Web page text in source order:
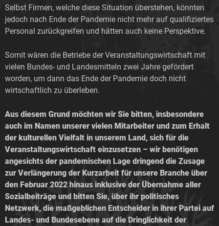
Selbst Firmen, welche diese Situation überstehen, könnten
jedoch nach Ende der Pandemie nicht mehr auf qualifiziertes
Personal zurückgreifen und hätten auch keine Perspektive.
Somit wären die Betriebe der Veranstaltungswirtschaft mit
vielen Bundes- und Landesmitteln zwei Jahre gefördert
worden, um dann das Ende der Pandemie doch nicht
wirtschaftlich zu überleben.
Aus diesem Grund möchten wir Sie bitten, insbesondere
auch im Namen unserer vielen Mitarbeiter und zum Erhalt
der kulturellen Vielfalt in unserem Land, sich für die
Veranstaltungswirtschaft einzusetzen – wir benötigen
angesichts der pandemischen Lage dringend die Zusage
zur Verlängerung der Kurzarbeit für unsere Branche über
den Februar 2022 hinaus inklusive der Übernahme aller
Sozialbeiträge und bitten Sie, über ihr politisches
Netzwerk, die maßgeblichen Entscheider in ihrer Partei auf
Landes- und Bundesebene auf die Dringlichkeit der